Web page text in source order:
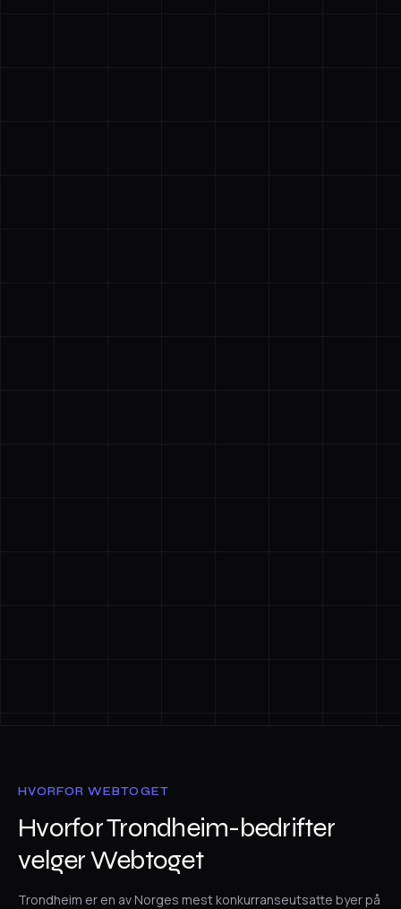
HVORFOR WEBTOGET
Hvorfor Trondheim-bedrifter
velger Webtoget
Trondheim er en av Norges mest konkurranseutsatte byer på